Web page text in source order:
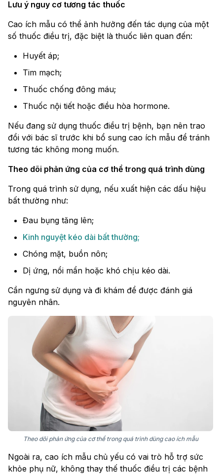
Lưu ý nguy cơ tương tác thuốc
Cao ích mẫu có thể ảnh hưởng đến tác dụng của một
số thuốc điều trị, đặc biệt là thuốc liên quan đến:
Huyết áp;
Tim mạch;
Thuốc chống đông máu;
Thuốc nội tiết hoặc điều hòa hormone.
Nếu đang sử dụng thuốc điều trị bệnh, bạn nên trao
đổi với bác sĩ trước khi bổ sung cao ích mẫu để tránh
tương tác không mong muốn.
Theo dõi phản ứng của cơ thể trong quá trình dùng
Trong quá trình sử dụng, nếu xuất hiện các dấu hiệu
bất thường như:
Đau bụng tăng lên;
Kinh nguyệt kéo dài bất thường;
Chóng mặt, buồn nôn;
Dị ứng, nổi mẩn hoặc khó chịu kéo dài.
Cần ngưng sử dụng và đi khám để được đánh giá
nguyên nhân.
Theo dõi phản ứng của cơ thể trong quá trình dùng cao ích mẫu
Ngoài ra, cao ích mẫu chủ yếu có vai trò hỗ trợ sức
khỏe phụ nữ, không thay thế thuốc điều trị các bệnh